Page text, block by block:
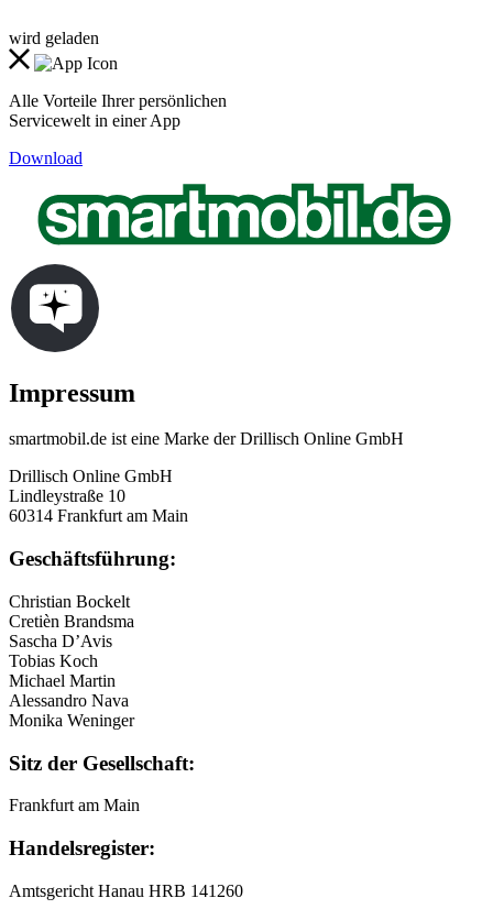
wird geladen
Alle Vorteile Ihrer persönlichen
Servicewelt in einer App
Download
Impressum
smartmobil.de ist eine Marke der Drillisch Online GmbH
Drillisch Online GmbH
Lindleystraße 10
60314 Frankfurt am Main
Geschäftsführung:
Christian Bockelt
Cretièn Brandsma
Sascha D’Avis
Tobias Koch
Michael Martin
Alessandro Nava
Monika Weninger
Sitz der Gesellschaft:
Frankfurt am Main
Handelsregister:
Amtsgericht Hanau HRB 141260